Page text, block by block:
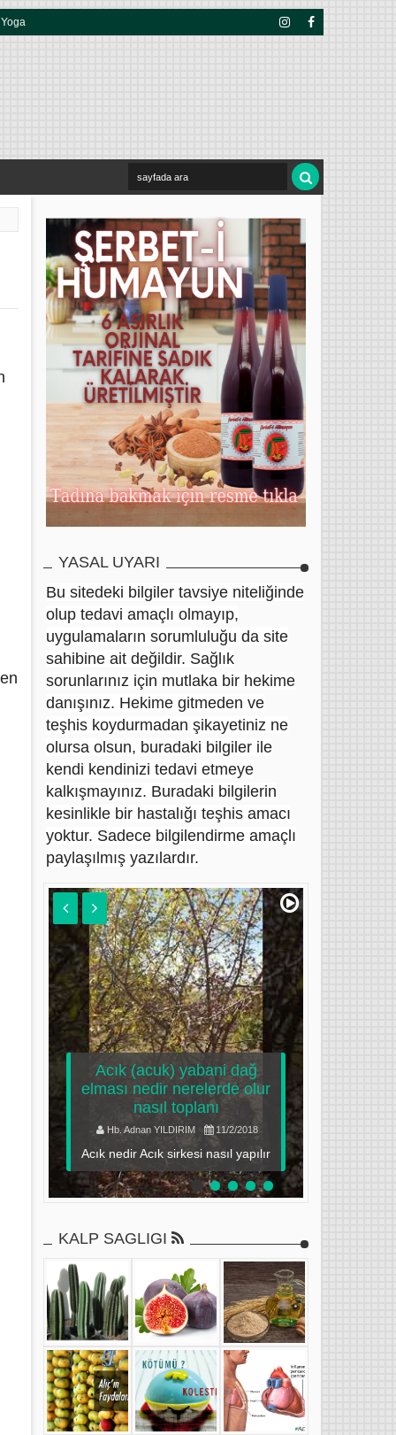
Yoga
YASAL UYARI
Bu sitedeki bilgiler tavsiye niteliğinde
olup tedavi amaçlı olmayıp,
uygulamaların sorumluluğu da site
sahibine ait değildir. Sağlık
sorunlarınız için mutlaka bir hekime
danışınız. Hekime gitmeden ve
teşhis koydurmadan şikayetiniz ne
olursa olsun, buradaki bilgiler ile
kendi kendinizi tedavi etmeye
kalkışmayınız. Buradaki bilgilerin
kesinlikle bir hastalığı teşhis amacı
yoktur. Sadece bilgilendirme amaçlı
paylaşılmış yazılardır.
Acık (acuk) yabani dağ
elması nedir nerelerde olur
nasıl toplanı
Hb. Adnan YILDIRIM 11/2/2018
Acık nedir Acık sirkesi nasıl yapılır
KALP SAGLIGI